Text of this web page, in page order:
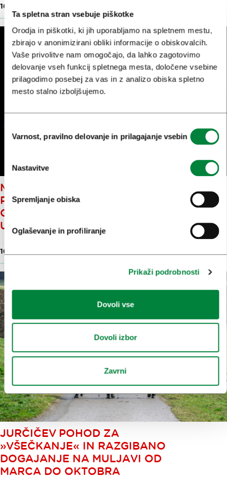
Ta spletna stran vsebuje piškotke
Orodja in piškotki, ki jih uporabljamo na spletnem mestu,
zbirajo v anonimizirani obliki informacije o obiskovalcih.
Vaše privolitve nam omogočajo, da lahko zagotovimo
delovanje vseh funkcij spletnega mesta, določene vsebine
prilagodimo posebej za vas in z analizo obiska spletno
mesto stalno izboljšujemo.
soglasja
Varnost, pravilno delovanje in prilagajanje vsebin
Nastavitve
Spremljanje obiska
Oglaševanje in profiliranje
Prikaži podrobnosti
Dovoli vse
Dovoli izbor
Zavrni
16. feb. 2026
MENT LJUBLJANA BO
PONOVNO ODKRIVAL NOVA
GLASBENA IMENA IN POVEZAL
USTVARJALCE
16. feb. 2026
JURČIČEV POHOD ZA
»VŠEČKANJE« IN RAZGIBANO
DOGAJANJE NA MULJAVI OD
MARCA DO OKTOBRA